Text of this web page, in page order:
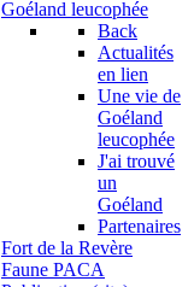
Goéland leucophée
Back
Actualités
en lien
Une vie de
Goéland
leucophée
J'ai trouvé
un
Goéland
Partenaires
Fort de la Revère
Faune PACA